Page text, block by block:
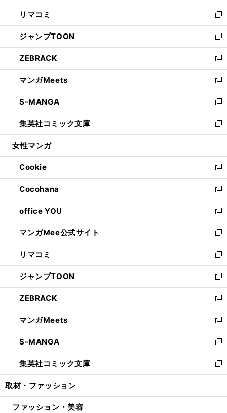
ウ
で
開
く
ン
ド
ウ
で
開
く
ウ
ィ
ン
ド
ウ
で
開
く
し
い
ウ
ィ
ン
ド
ウ
で
開
く
リマコミ
新
し
い
ウ
ィ
ン
ド
ウ
で
開
く
ジャンプTOON
新
し
い
ウ
ィ
ン
ド
ウ
で
開
ZEBRACK
新
し
い
ウ
ィ
ン
ド
ウ
開
く
マンガMeets
新
し
い
ウ
ィ
ン
ウ
で
開
く
S-MANGA
新
し
い
ウ
ン
ド
ウ
で
開
く
集英社コミック文庫
新
し
ウ
ィ
ン
ド
ウ
で
開
く
女性マンガ
Cookie
新
し
い
ウ
ィ
ン
ド
ウ
で
開
く
Cocohana
新
し
い
ウ
ィ
ン
ド
ウ
で
開
く
office YOU
新
し
い
ウ
ィ
ン
ド
ウ
で
開
く
マンガMee公式サイト
新
し
い
ウ
ィ
ン
ド
ウ
で
開
く
リマコミ
新
し
い
ウ
ィ
ン
ド
ウ
で
開
く
ジャンプTOON
新
し
い
ウ
ィ
ン
ド
ウ
で
開
ZEBRACK
新
し
い
ウ
ィ
ン
ド
ウ
開
マンガMeets
新
し
い
ウ
ィ
ン
ウ
S-MANGA
新
し
い
ウ
ン
集英社コミック文庫
新
し
ウ
取材・ファッション
ファッション・美容